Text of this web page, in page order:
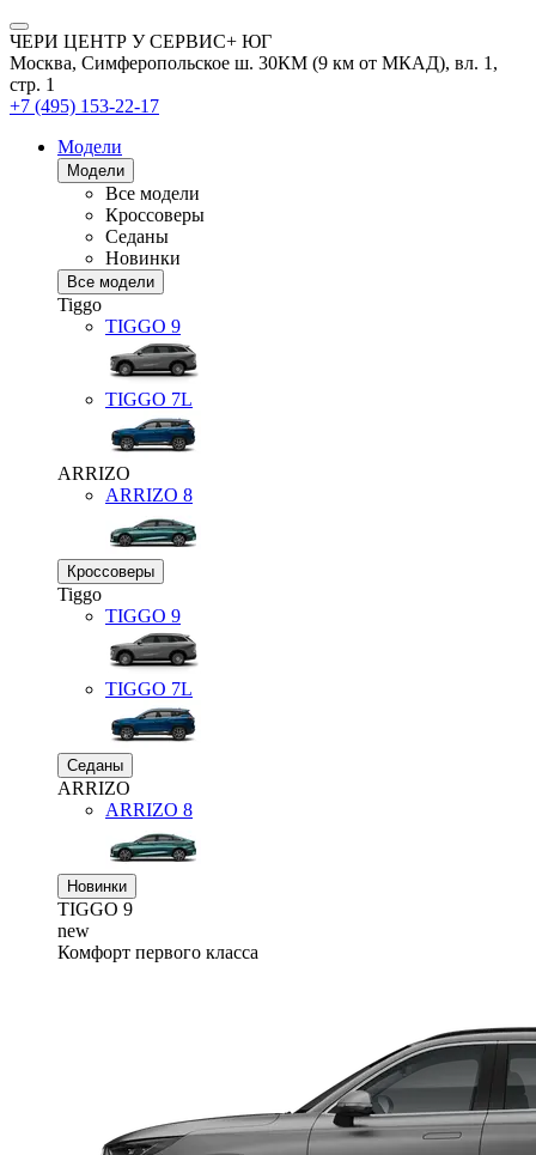
ЧЕРИ ЦЕНТР У СЕРВИС+ ЮГ
Москва, Симферопольское ш. 30КМ (9 км от МКАД), вл. 1,
стр. 1
+7 (495) 153-22-17
Модели
Модели
Все модели
Кроссоверы
Седаны
Новинки
Все модели
Tiggo
TIGGO 9
TIGGO 7L
ARRIZO
ARRIZO 8
Кроссоверы
Tiggo
TIGGO 9
TIGGO 7L
Седаны
ARRIZO
ARRIZO 8
Новинки
TIGGO 9
new
Комфорт первого класса